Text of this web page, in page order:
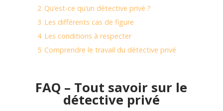
2 Qu’est-ce qu’un détective privé ?
3 Les différents cas de figure
4 Les conditions à respecter
5 Comprendre le travail du détective privé
FAQ – Tout savoir sur le
détective privé